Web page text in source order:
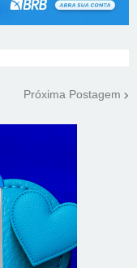
Próxima Postagem